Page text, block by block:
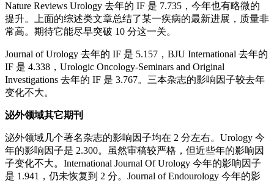
Nature Reviews Urology 去年的 IF 是 7.735，今年也有略微的
提升。上面的综述类文章总结了某一疾病的最新进展，质量非
常高。期待它能尽早突破 10 分这一关。
Journal of Urology 去年的 IF 是 5.157，BJU International 去年的
IF 是 4.338，Urologic Oncology-Seminars and Original
Investigations 去年的 IF 是 3.767。三本杂志的影响因子较去年
变化不大。
泌外领域其它期刊
泌外领域几个著名杂志的影响因子均在 2 分左右。Urology 今
年的影响因子是 2.300。虽然审稿较严格，但近些年的影响因
子变化不大。International Journal Of Urology 今年的影响因子
是 1.941，仍未恢复到 2 分。Journal of Endourology 今年的影